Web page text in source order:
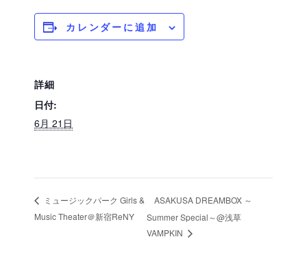
カレンダーに追加
詳細
日付:
6月 21日
ミュージックパーク Girls &
Music Theater＠新宿ReNY
ASAKUSA DREAMBOX ～
Summer Special～@浅草
VAMPKIN